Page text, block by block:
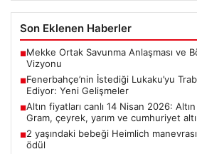
Son Eklenen Haberler
■Mekke Ortak Savunma Anlaşması ve
Vizyonu
■Fenerbahçe’nin İstediği Lukaku’yu
Ediyor: Yeni Gelişmeler
■Altın fiyatları canlı 14 Nisan 2026:
Gram, çeyrek, yarım ve cumhuriyet
■2 yaşındaki bebeği Heimlich
ödül